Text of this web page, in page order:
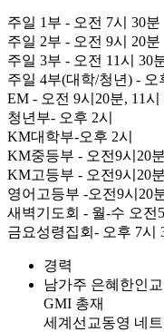
주일 1부 - 오전 7시 30분
주일 2부 - 오전 9시 20분
주일 3부 - 오전 11시 30
주일 4부(대학/청년) - 오
EM - 오전 9시20분, 11시
청년부- 오후 2시
KM대학부-오후 2시
KM중등부 - 오전9시20
KM고등부 - 오전9시20
영어고등부 -오전9시20
새벽기도회 - 월-수 오전
금요성령집회- 오후 7시
경력
남가주 은혜한인
GMI 총재
세계선교동영 네